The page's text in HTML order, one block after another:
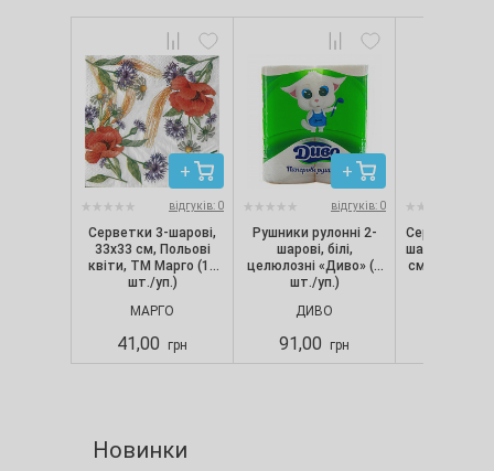
відгуків: 0
Серветки 3-шарові,
33х33 см, Польові
квіти, ТМ Марго (18
шт./уп.)
МАРГО
41,00 грн
відгуків: 0
Рушники рулонні 2-
шарові, білі,
целюлозні «Диво» (2
шт./уп.)
ДИВО
91,00 грн
Серветки
шарові
см Марго
Новинки